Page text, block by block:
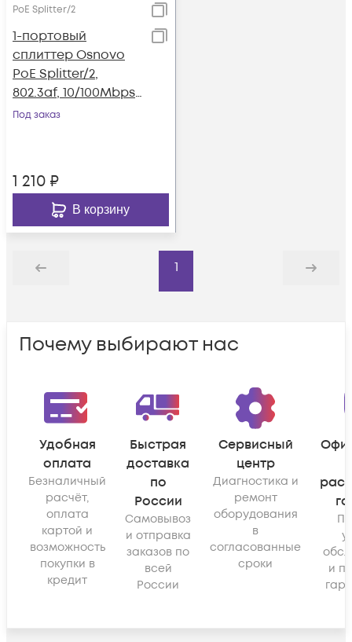
PoE Splitter/2
1-портовый
сплиттер Osnovo
PoE Splitter/2,
802.3af, 10/100Mbps,
12В/1А
Под заказ
1 210 ₽
В корзину
Назад
1
Дальше
Почему выбирают нас
Удобная
оплата
Безналичный
расчёт,
оплата
картой и
возможность
покупки в
кредит
Быстрая
доставка
по
России
Самовывоз
и отправка
заказов по
всей
России
Сервисный
центр
Диагностика и
ремонт
оборудования
в
согласованные
сроки
и